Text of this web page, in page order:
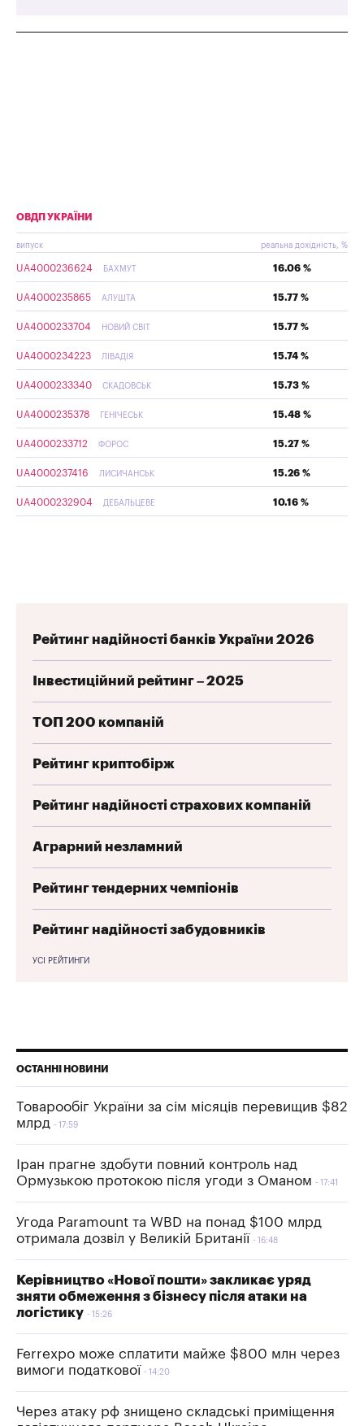
ОВДП УКРАЇНИ
випуск реальна дохідність, %
UA4000236624 БАХМУТ 16.06 %
UA4000235865 АЛУШТА 15.77 %
UA4000233704 НОВИЙ СВІТ 15.77 %
UA4000234223 ЛІВАДІЯ 15.74 %
UA4000233340 СКАДОВСЬК 15.73 %
UA4000235378 ГЕНІЧЕСЬК 15.48 %
UA4000233712 ФОРОС 15.27 %
UA4000237416 ЛИСИЧАНСЬК 15.26 %
UA4000232904 ДЕБАЛЬЦЕВЕ 10.16 %
Рейтинг надійності банків України 2026
Інвестиційний рейтинг – 2025
ТОП 200 компаній
Рейтинг криптобірж
Рейтинг надійності страхових компаній
Аграрний незламний
Рейтинг тендерних чемпіонів
Рейтинг надійності забудовників
УСІ РЕЙТИНГИ
ОСТАННІ НОВИНИ
Товарообіг України за сім місяців перевищив $82
млрд
17:59
Іран прагне здобути повний контроль над
Ормузькою протокою після угоди з Оманом
17:41
Угода Paramount та WBD на понад $100 млрд
отримала дозвіл у Великій Британії
16:48
Керівництво «Нової пошти» закликає уряд
зняти обмеження з бізнесу після атаки на
логістику
15:26
Ferrexpo може сплатити майже $800 млн через
вимоги податкової
14:20
Через атаку рф знищено складські приміщення